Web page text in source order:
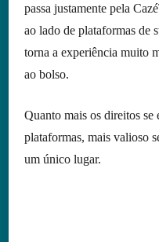
passa justamente pela
ao lado de plataformas de
torna a experiência muito
ao bolso.
Quanto mais os direitos se
plataformas, mais valioso
um único lugar.